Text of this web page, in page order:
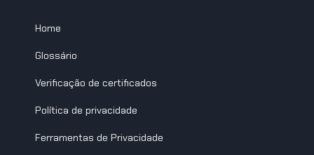
Home
Glossário
Verificação de certificados
Política de privacidade
Ferramentas de Privacidade